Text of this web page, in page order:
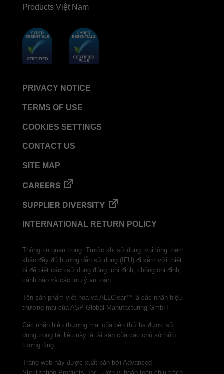
Products Việt Nam
PRIVACY NOTICE
TERMS OF USE
COOKIES SETTINGS
CONTACT US
SITE MAP
CAREERS
SUPPLIER DIVERSITY
INTERNATIONAL RETURN POLICY
Thông tin quan trọng: Trước khi sử dụng, vui lòng tham
khảo đầy đủ hướng dẫn sử dụng (IFU) đi kèm với thiết
bị để biết cách sử dụng đúng, chỉ định, chống chỉ định,
cảnh báo và các lưu ý an toàn.
Tên sản phẩm viết hoa và ALLClear™ là các nhãn hiệu
thương mại của ASP Global Manufacturing GmbH
Các nhãn hiệu thương mại của bên thứ ba được sử
dụng trong tài liệu này là tài sản của các chủ sở hữu
tương ứng.
Trang web này được xuất bản bởi Advanced